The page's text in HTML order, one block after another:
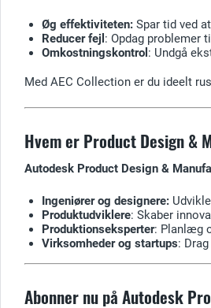
Øg effektiviteten: Spar tid ved
Reducer fejl : Opdag problemer
Omkostningskontrol : Undgå
Med AEC Collection er du ideelt
Hvem er Product Design &
Autodesk Product Design &
Ingeniører og designere:
Produktudviklere: Skaber
Produktionseksperter: Planlæg
Virksomheder og startups:
Abonner nu på Autodesk